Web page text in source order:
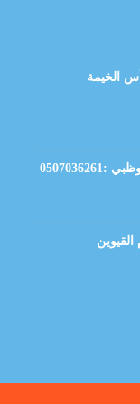
الخيمة